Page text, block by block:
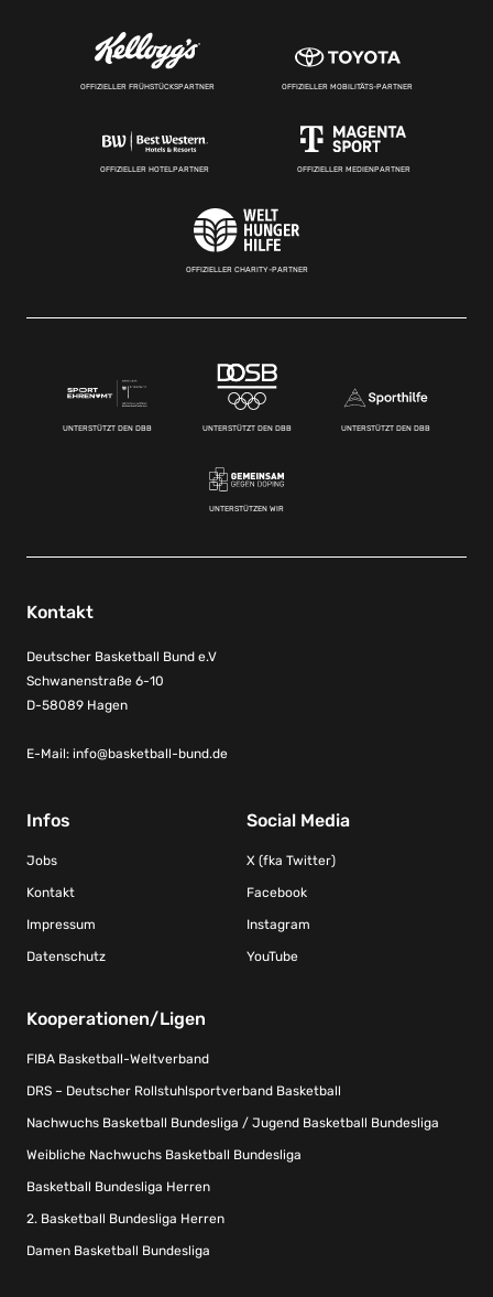
OFFIZIELLER FRÜHSTÜCKSPARTNER OFFIZIELLER MOBILITÄTS-PARTNER
OFFIZIELLER HOTELPARTNER OFFIZIELLER MEDIENPARTNER
OFFIZIELLER CHARITY-PARTNER
UNTERSTÜTZT DEN DBB UNTERSTÜTZT DEN DBB UNTERSTÜTZT DEN DBB
UNTERSTÜTZEN WIR
Kontakt
Deutscher Basketball Bund e.V
Schwanenstraße 6-10
D-58089 Hagen
E-Mail: info@basketball-bund.de
Infos
Jobs
Kontakt
Impressum
Datenschutz
Social Media
X (fka Twitter)
Facebook
Instagram
YouTube
Kooperationen/Ligen
FIBA Basketball-Weltverband
DRS – Deutscher Rollstuhlsportverband Basketball
Nachwuchs Basketball Bundesliga / Jugend Basketball Bundesliga
Weibliche Nachwuchs Basketball Bundesliga
Basketball Bundesliga Herren
2. Basketball Bundesliga Herren
Damen Basketball Bundesliga